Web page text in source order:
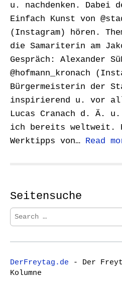
u. nachdenken. Dabei
Einfach Kunst von
(Instagram) hören.
die Samariterin am
Gespräch: Alexander
@hofmann_kronach
Bürgermeisterin der
inspirierend u. vor
Lucas Cranach d. Ä. u.
ich bereits weltweit.
Werktipps von… Read
Seitensuche
S
e
r
h
f
DerFreytag.de - Der
Kolumne